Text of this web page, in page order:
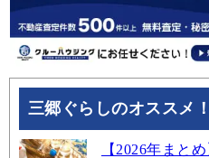
三郷ぐらしのオススメ！
【2026年まと